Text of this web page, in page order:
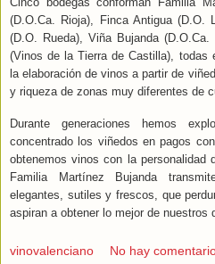
(D.O.Ca. Rioja), Finca Antigua (D.O.
(D.O. Rueda), Viña Bujanda
(Vinos de la Tierra de Castilla), todas
la elaboración de vinos a partir de
y riqueza de zonas muy diferentes de
Durante generaciones hemos
concentrado los viñedos en pagos
obtenemos vinos con la personalidad
Familia Martínez Bujanda
elegantes, sutiles y frescos, que
aspiran a obtener lo mejor de nuestros
vinovalenciano No hay